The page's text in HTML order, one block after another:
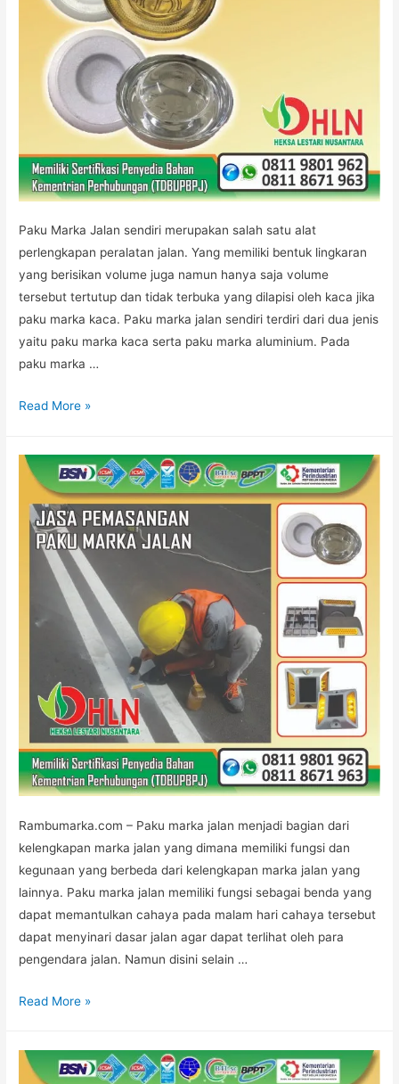
Paku Marka Jalan sendiri merupakan salah satu alat
perlengkapan peralatan jalan. Yang memiliki bentuk lingkaran
yang berisikan volume juga namun hanya saja volume
tersebut tertutup dan tidak terbuka yang dilapisi oleh kaca jika
paku marka kaca. Paku marka jalan sendiri terdiri dari dua jenis
yaitu paku marka kaca serta paku marka aluminium. Pada
paku marka …
JUAL
JALAN
KACA
JAKARTA
Read More »
Rambumarka.com – Paku marka jalan menjadi bagian dari
kelengkapan marka jalan yang dimana memiliki fungsi dan
kegunaan yang berbeda dari kelengkapan marka jalan yang
lainnya. Paku marka jalan memiliki fungsi sebagai benda yang
dapat memantulkan cahaya pada malam hari cahaya tersebut
dapat menyinari dasar jalan agar dapat terlihat oleh para
pengendara jalan. Namun disini selain …
Jasa
Marka
Read More »